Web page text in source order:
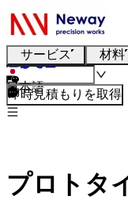
サービス 材料
日本語
即時見積もりを取得
プロトタ